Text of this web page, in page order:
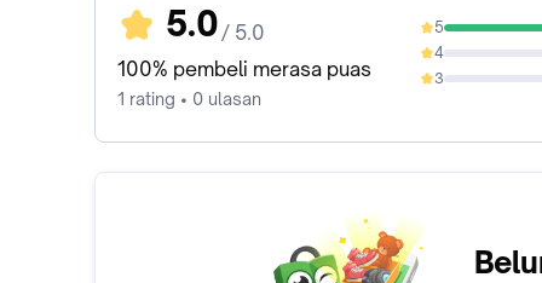
5.0 / 5.0
100% pembeli merasa puas
1 rating • 0 ulasan
5
100%
4
0%
3
0%